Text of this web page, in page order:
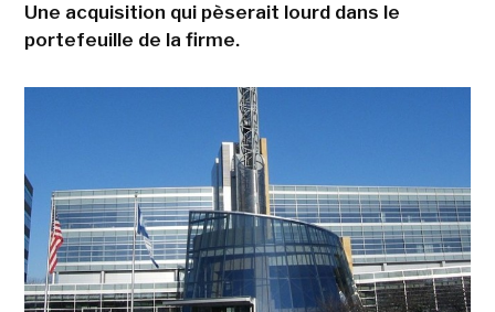
Une acquisition qui pèserait lourd dans le
portefeuille de la firme.